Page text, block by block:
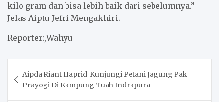
kilo gram dan bisa lebih baik dari sebelumnya.”
Jelas Aiptu Jefri Mengakhiri.
Reporter:,Wahyu
navigation
Aipda Riant Haprid, Kunjungi Petani Jagung Pak
Prayogi Di Kampung Tuah Indrapura